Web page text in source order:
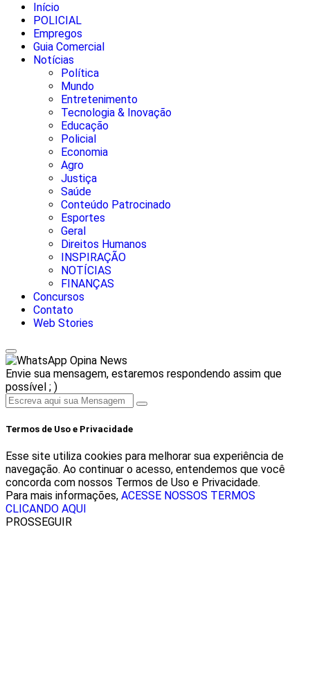
Início
POLICIAL
Empregos
Guia Comercial
Notícias
Política
Mundo
Entretenimento
Tecnologia & Inovação
Educação
Policial
Economia
Agro
Justiça
Saúde
Conteúdo Patrocinado
Esportes
Geral
Direitos Humanos
INSPIRAÇÃO
NOTÍCIAS
FINANÇAS
Concursos
Contato
Web Stories
Opina News
Envie sua mensagem, estaremos respondendo assim que
possível ; )
Termos de Uso e Privacidade
Esse site utiliza cookies para melhorar sua experiência de
navegação. Ao continuar o acesso, entendemos que você
concorda com nossos Termos de Uso e Privacidade.
Para mais informações, ACESSE NOSSOS TERMOS
CLICANDO AQUI
PROSSEGUIR